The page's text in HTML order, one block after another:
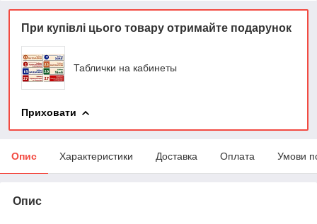
При купівлі цього товару отримайте подарунок
Таблички на кабинеты
Приховати
Опис Характеристики Доставка Оплата Умови
Опис